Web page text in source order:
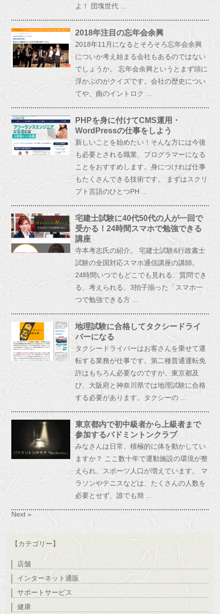
よ！ 団塊世代 ...
2018年注目の忘年会余興
2018年11月になるとそろそろ忘年会余興
についか考え始まる会社もあるのではない
でしょうか。 忘年会余興というとまず頭に
浮かぶのがクイズです。会社の歴史につい
てや、曲のイントロク ...
PHPを身に付けてCMS運用・
WordPressの仕事をしよう
新しいことを始めたい！そんな方には今後
も必要とされる職業、プログラマーになる
ことをおすすめします。身につければ仕事
もたくさんできる技術です。 まずはスクリ
プト言語のひとつPH ...
宅建士試験に40代50代の人が一回で
受かる！24時間スマホで勉強できる
講座
寺本考志氏の紹介。 宅建士試験&行政書士
試験の全国対応スマホ通信講座の講師。
24時間いつでもどこでも見れる、質問でき
る、考えられる、3拍子揃った「スマホ一
つで勉強できる方 ...
地理試験に合格してタクシードライ
バーになる
タクシードライバーはお客さんを乗せて運
転する業務が仕事です。第二種普通運転免
許はもちろん必要なのですが、東京都及
び、大阪府と神奈川県では地理試験に合格
する必要があります。タクシーの ...
東京都内で初中級者から上級者まで
参加するバドミントンクラブ
みなさんは日常、積極的に体を動かしてい
ますか？ ここ数十年で運動施設の環境が整
えられ、スポーツ人口が増えています。 マ
ラソンやテニスなどは、たくさんの人数を
必要とせず、誰でも簡 ...
Next »
【カテゴリー】
店舗
インターネット通販
サポートサービス
健康